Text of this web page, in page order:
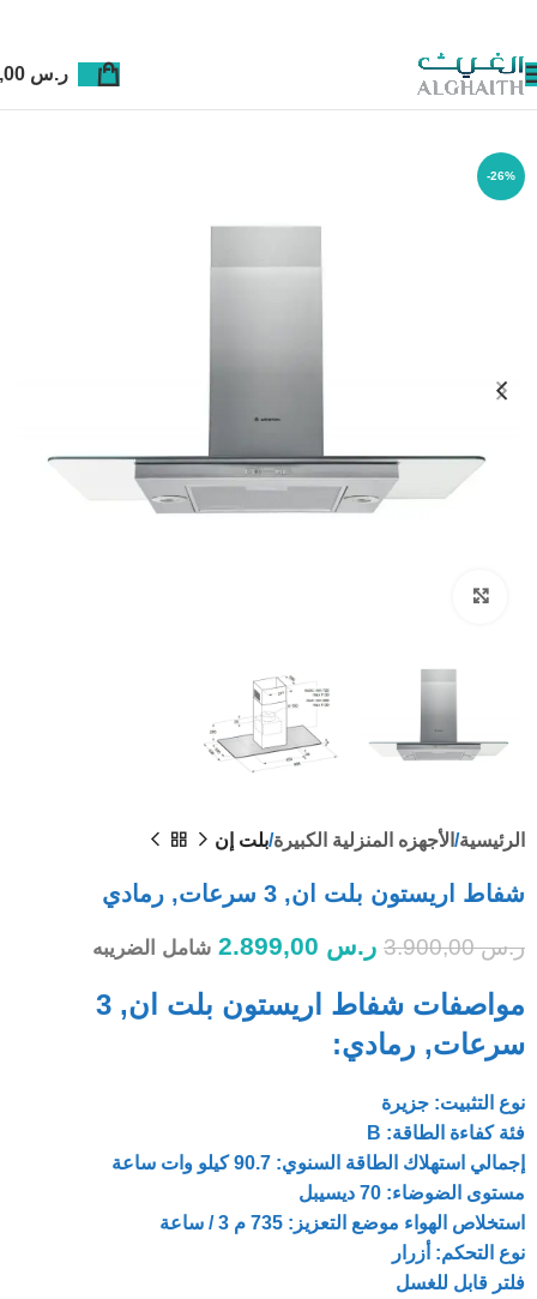
ر.س
-26%
الرئيسية الأجهزه المنزلية الكبيرة بلت إن
شفاط اريستون بلت ان, 3 سرعات, رمادي
ر.س3.900,00 ر.س شامل الضريبه
مواصفات شفاط اريستون بلت ان, 3
سرعات, رمادي:
نوع التثبيت: جزيرة
فئة كفاءة الطاقة: B
إجمالي استهلاك الطاقة السنوي: 90.7 كيلو وات ساعة
مستوى الضوضاء: 70 ديسيبل
استخلاص الهواء موضع التعزيز: 735 م 3 / ساعة
نوع التحكم: أزرار
فلتر قابل للغسل